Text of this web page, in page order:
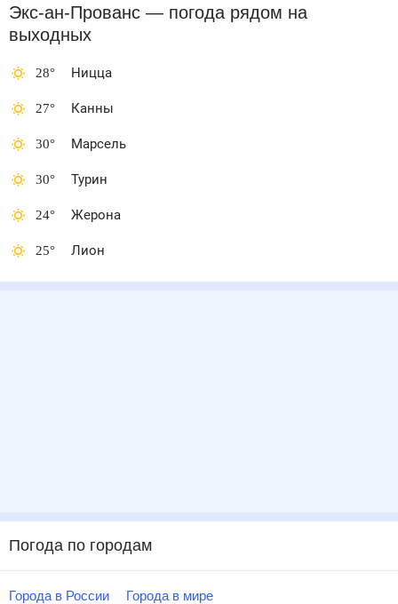
Экс-ан-Прованс — погода рядомна
выходных
28° Ницца
27° Канны
30° Марсель
30° Турин
24° Жерона
25° Лион
Погода по городам
Города в России Города в мире